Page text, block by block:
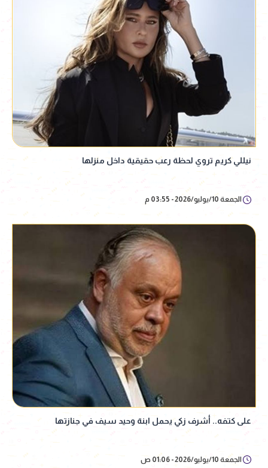
نيللي كريم تروي لحظة رعب حقيقية داخل منزلها
الجمعة 10/يوليو/2026 - 03:55 م
على كتفه.. أشرف زكي يحمل ابنة وحيد سيف في جنازتها
الجمعة 10/يوليو/2026 - 01:06 ص